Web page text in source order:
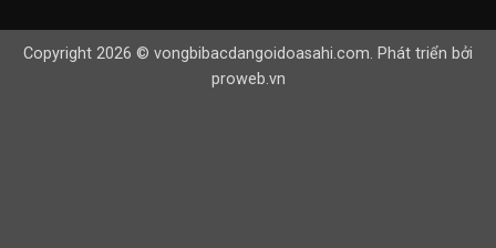
vòng
bi
Copyright 2026 © vongbibacdangoidoasahi.com. Phát triển bởi
proweb.vn